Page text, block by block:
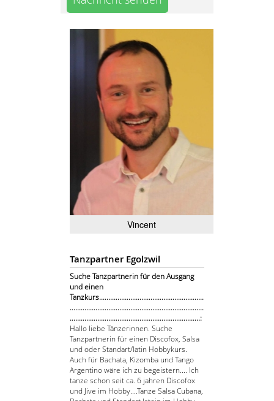
Vincent
Tanzpartner Egolzwil
Suche Tanzpartnerin für den Ausgang
und einen
Tanzkurs.........................................................
.........................................................................
.......................................................................:
Hallo liebe Tänzerinnen. Suche
Tanzpartnerin für einen Discofox, Salsa
und oder Standart/latin Hobbykurs.
Auch für Bachata, Kizomba und Tango
Argentino wäre ich zu begeistern.... Ich
tanze schon seit ca. 6 jahren Discofox
und Jive im Hobby....Tanze Salsa Cubana,